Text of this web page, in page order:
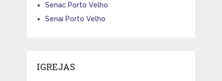
Senac Porto Velho
Senai Porto Velho
IGREJAS